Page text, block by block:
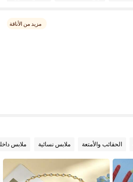
مزيد من الأناقة
الحقائب والأمتعة ملابس نسائية ملابس